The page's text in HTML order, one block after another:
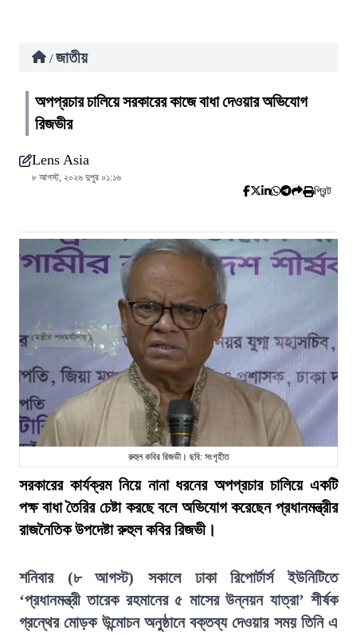
/ জাতীয়
অপপ্রচার চালিয়ে সরকারের কাজে বাধা দেওয়ার অভিযোগ
রিজভীর
Lens Asia
৮ আগস্ট, ২০২৬ দুপুর ০১:১৬
প্রিন্ট
রুহুল কবির রিজভী। ছবি: সংগৃহীত
সরকারের কার্যক্রম নিয়ে নানা ধরনের অপপ্রচার চালিয়ে একটি
পক্ষ বাধা তৈরির চেষ্টা করছে বলে অভিযোগ করেছেন প্রধানমন্ত্রীর
রাজনৈতিক উপদেষ্টা রুহুল কবির রিজভী।
শনিবার (৮ আগস্ট) সকালে ঢাকা রিপোর্টার্স ইউনিটিতে
‘প্রধানমন্ত্রী তারেক রহমানের ৫ মাসের উন্নয়ন যাত্রা’ শীর্ষক
গ্রন্থের মোড়ক উন্মোচন অনুষ্ঠানে বক্তব্য দেওয়ার সময় তিনি এ